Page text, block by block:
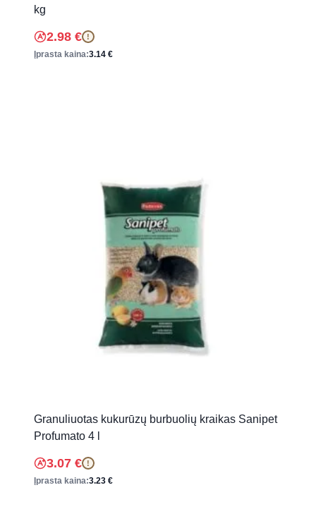
kg
2.98 € !
Įprasta kaina:3.14 €
Granuliuotas kukurūzų burbuolių kraikas Sanipet
Profumato 4 l
3.07 € !
Įprasta kaina:3.23 €